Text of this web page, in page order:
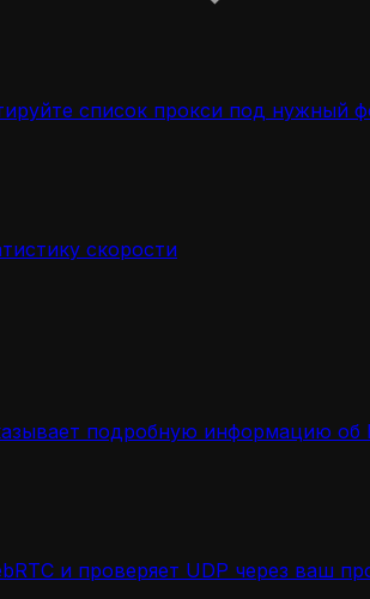
список прокси под нужный
скорости
подробную информацию об
и проверяет UDP через ваш